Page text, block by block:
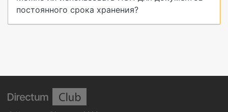
постоянного срока хранения?